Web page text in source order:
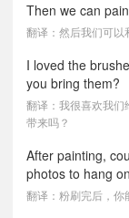
Then we can
翻译：然后我们可以
I loved the
you bring them?
翻译：我很喜欢我们
带来吗？
After painting,
photos to hang
翻译：粉刷完后，你